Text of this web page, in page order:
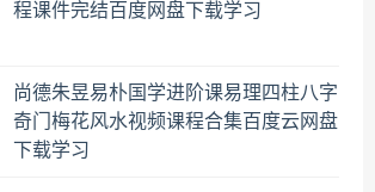
程课件完结百度网盘下载学习
尚德朱昱易朴国学进阶课易理四柱八字
奇门梅花风水视频课程合集百度云网盘
下载学习